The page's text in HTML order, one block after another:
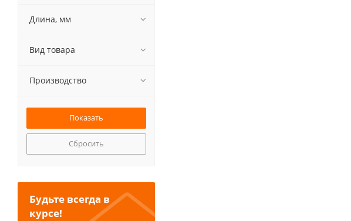
Длина, мм
Вид товара
Производство
Сбросить
Будьте всегда в
курсе!